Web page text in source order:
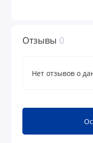
Отзывы 0
Нет отзывов о